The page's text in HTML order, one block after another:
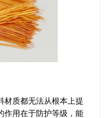
材质都无法从根本上提
作用在于防护等级，能